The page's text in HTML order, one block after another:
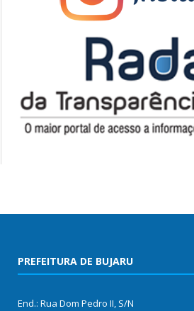
PREFEITURA DE BUJARU
End.: Rua Dom Pedro II, S/N